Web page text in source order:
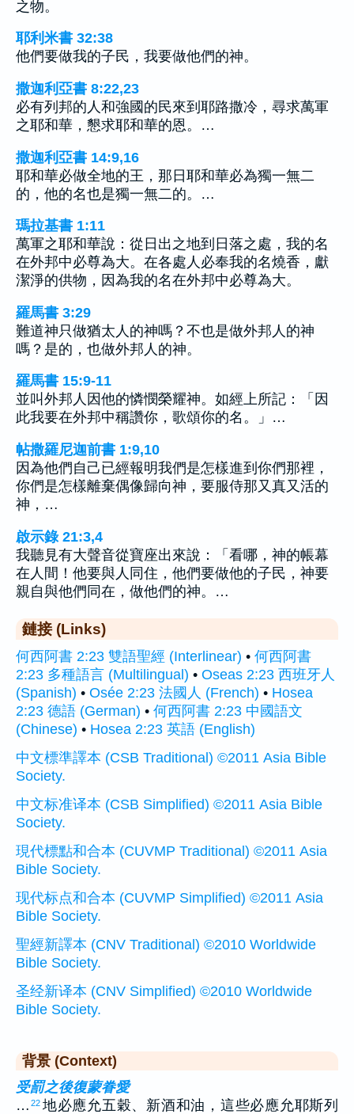
之物。
耶利米書 32:38
他們要做我的子民，我要做他們的神。
撒迦利亞書 8:22,23
必有列邦的人和強國的民來到耶路撒冷，尋求萬軍
之耶和華，懇求耶和華的恩。…
撒迦利亞書 14:9,16
耶和華必做全地的王，那日耶和華必為獨一無二
的，他的名也是獨一無二的。…
瑪拉基書 1:11
萬軍之耶和華說：從日出之地到日落之處，我的名
在外邦中必尊為大。在各處人必奉我的名燒香，獻
潔淨的供物，因為我的名在外邦中必尊為大。
羅馬書 3:29
難道神只做猶太人的神嗎？不也是做外邦人的神
嗎？是的，也做外邦人的神。
羅馬書 15:9-11
並叫外邦人因他的憐憫榮耀神。如經上所記：「因
此我要在外邦中稱讚你，歌頌你的名。」…
帖撒羅尼迦前書 1:9,10
因為他們自己已經報明我們是怎樣進到你們那裡，
你們是怎樣離棄偶像歸向神，要服侍那又真又活的
神，…
啟示錄 21:3,4
我聽見有大聲音從寶座出來說：「看哪，神的帳幕
在人間！他要與人同住，他們要做他的子民，神要
親自與他們同在，做他們的神。…
鏈接 (Links)
何西阿書 2:23 雙語聖經 (Interlinear) • 何西阿書
2:23 多種語言 (Multilingual) • Oseas 2:23 西班牙人
(Spanish) • Osée 2:23 法國人 (French) • Hosea
2:23 德語 (German) • 何西阿書 2:23 中國語文
(Chinese) • Hosea 2:23 英語 (English)
中文標準譯本 (CSB Traditional) ©2011 Asia Bible
Society.
中文标准译本 (CSB Simplified) ©2011 Asia Bible
Society.
現代標點和合本 (CUVMP Traditional) ©2011 Asia
Bible Society.
现代标点和合本 (CUVMP Simplified) ©2011 Asia
Bible Society.
聖經新譯本 (CNV Traditional) ©2010 Worldwide
Bible Society.
圣经新译本 (CNV Simplified) ©2010 Worldwide
Bible Society.
背景 (Context)
受罰之後復蒙眷愛
… 22 地必應允五穀、新酒和油，這些必應允耶斯列